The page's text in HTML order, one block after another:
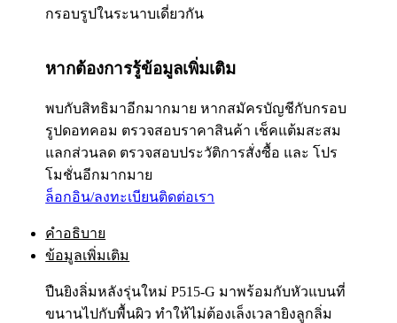
กรอบรูปในระนาบเดี่ยวกัน
หากต้องการรู้ข้อมูลเพิ่มเติม
พบกับสิทธิมาอีกมากมาย หากสมัครบัญชีกับกรอบ
รูปดอทคอม ตรวจสอบราคาสินค้า เช็คแต้มสะสม
แลกส่วนลด ตรวจสอบประวัติการสั่งซื้อ และ โปร
โมชั่นอีกมากมาย
ล็อกอิน/ลงทะเบียนติดต่อเรา
คำอธิบาย
ข้อมูลเพิ่มเติม
ปืนยิงลิ่มหลังรุ่นใหม่ P515-G มาพร้อมกับหัวแบนที่
ขนานไปกับพื้นผิว ทำให้ไม่ต้องเล็งเวลายิงลูกลิ่ม